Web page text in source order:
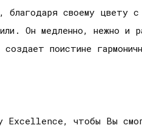
благодаря своему цвету
Он медленно, нежно и
поистине
Excellence, чтобы Вы